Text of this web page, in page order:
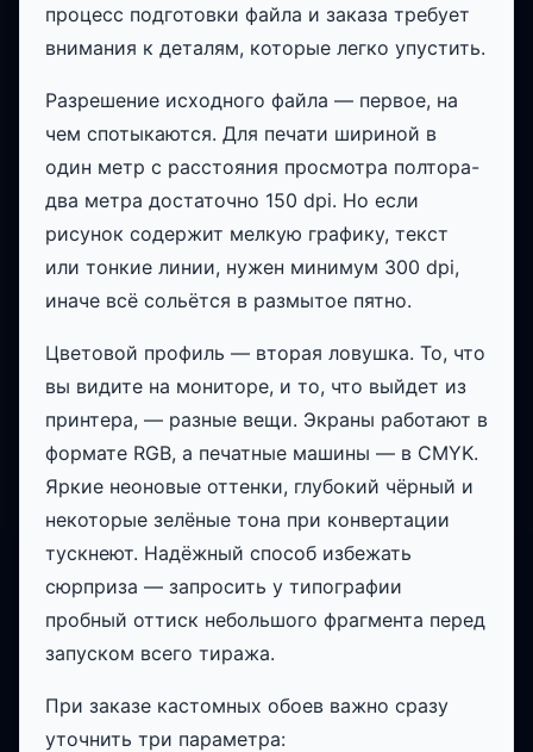
процесс подготовки файла и заказа требует
внимания к деталям, которые легко упустить.
Разрешение исходного файла — первое, на
чем спотыкаются. Для печати шириной в
один метр с расстояния просмотра полтора-
два метра достаточно 150 dpi. Но если
рисунок содержит мелкую графику, текст
или тонкие линии, нужен минимум 300 dpi,
иначе всё сольётся в размытое пятно.
Цветовой профиль — вторая ловушка. То, что
вы видите на мониторе, и то, что выйдет из
принтера, — разные вещи. Экраны работают в
формате RGB, а печатные машины — в CMYK.
Яркие неоновые оттенки, глубокий чёрный и
некоторые зелёные тона при конвертации
тускнеют. Надёжный способ избежать
сюрприза — запросить у типографии
пробный оттиск небольшого фрагмента перед
запуском всего тиража.
При заказе кастомных обоев важно сразу
уточнить три параметра: